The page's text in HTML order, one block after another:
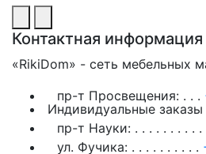
Контактная информация
«RikiDom» - сеть мебельных
пр-т Просвещения: . . .
Индивидуальные заказы
пр-т Науки: . . . . . . . . . .
ул. Фучика: . . . . . . . . . .